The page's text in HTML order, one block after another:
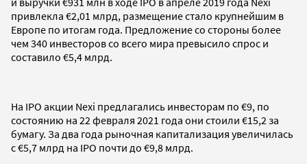
привлекла €2,01 млрд, размещение стало крупнейшим в
Европе по итогам года. Предложение со стороны более
чем 340 инвесторов со всего мира превысило спрос и
составило €5,4 млрд.
На IPO акции Nexi предлагались инвесторам по €9, по
состоянию на 22 февраля 2021 года они стоили €15,2 за
бумагу. За два года рыночная капитализация увеличилась
с €5,7 млрд на IPO почти до €9,8 млрд.